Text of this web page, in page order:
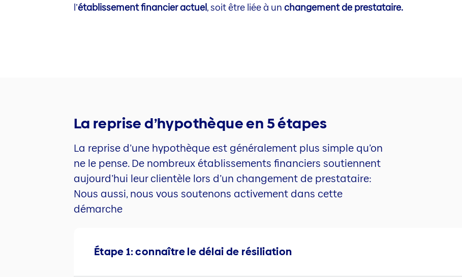
l’établissement financier actuel, soit être liée à un changement de prestataire.
La reprise d’hypothèque en 5 étapes
La reprise d’une hypothèque est généralement plus simple qu’on
ne le pense. De nombreux établissements financiers soutiennent
aujourd’hui leur clientèle lors d’un changement de prestataire:
Nous aussi, nous vous soutenons activement dans cette
démarche
Étape 1: connaître le délai de résiliation